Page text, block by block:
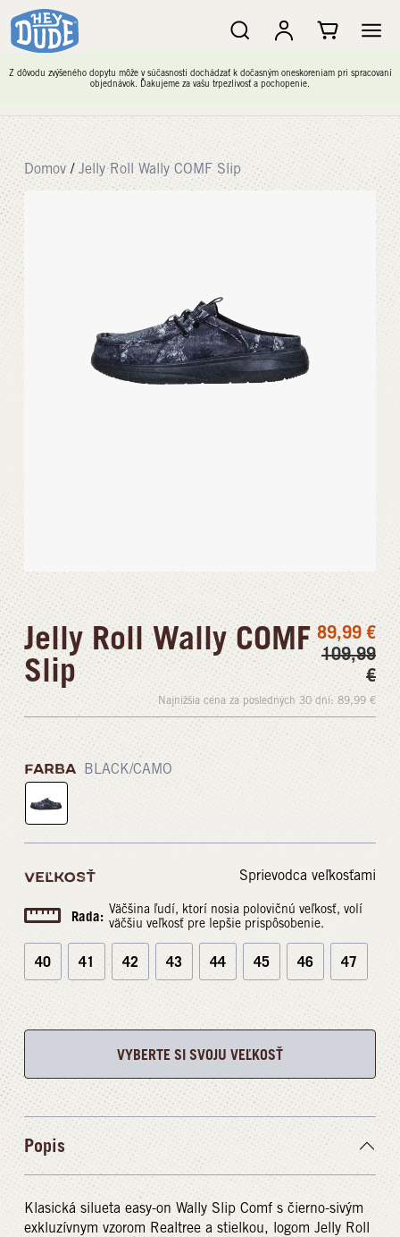
Z dôvodu zvýšeného dopytu môže v súčasnosti dochádzať k dočasným oneskoreniam pri spracovaní
objednávok. Ďakujeme za vašu trpezlivosť a pochopenie.
Domov / Jelly Roll Wally COMF Slip
Jelly Roll Wally COMF
Slip
89,99 €
109,99
€
Najnižšia cena za posledných 30 dní: 89,99 €
FARBA BLACK/CAMO
VEĽKOSŤ Sprievodca veľkosťami
Rada: Väčšina ľudí, ktorí nosia polovičnú veľkosť, volí
väčšiu veľkosť pre lepšie prispôsobenie.
40 41 42 43 44 45 46 47
VYBERTE SI SVOJU VEĽKOSŤ
Popis
Klasická silueta easy-on Wally Slip Comf s čierno-sivým
exkluzívnym vzorom Realtree a stielkou, logom Jelly Roll